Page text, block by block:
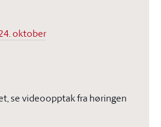
oktober
se videoopptak fra høringen